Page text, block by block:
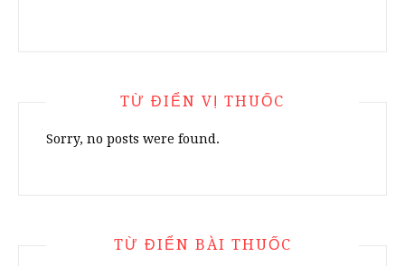
TỪ ĐIỂN VỊ THUỐC
Sorry, no posts were found.
TỪ ĐIỂN BÀI THUỐC